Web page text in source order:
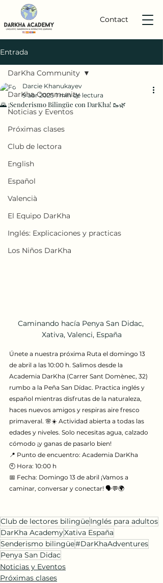
Contact
Entrada
DarKha Community
Noticias y Eventos
Próximas clases
Club de lectora
English
Español
Valencià
El Equipo DarKha
Inglés: Explicaciones y practicas
Los Niños DarKha
DarKha Community
🌄 ¡Senderismo Bilingüe con DarKha! 🥾🌿
Darcie Khanukayev
9 abr 2025 1 min de lectura
Caminando hacía Penya San Didac,
Xativa, Valenci, España
Únete a nuestra próxima Ruta el domingo 13
de abril a las 10:00 h. Salimos desde la
Academia DarKha (Carrer Sant Domènec, 32)
rumbo a la Peña San Dídac. Practica inglés y
español mientras disfrutas de la naturaleza,
haces nuevos amigos y respiras aire fresco
primaveral. 🌸☀️ Actividad abierta a todas las
edades y niveles. Solo necesitas agua, calzado
cómodo ¡y ganas de pasarlo bien!
📍 Punto de encuentro: Academia DarKha
🕙 Hora: 10:00 h
📅 Fecha: Domingo 13 de abril ¡Vamos a
caminar, conversar y conectar! 🗣️💬🌍
Club de lectores bilingüeInglés para adultos
DarKha AcademyXativa España
Senderismo bilingüe#DarKhaAdventures
Penya San Didac
Noticias y Eventos
Próximas clases